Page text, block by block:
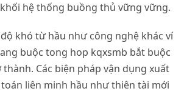
hệ thống buồng thủ vững vững.
khó từ hầu như công nghệ khác ví
buộc tong hop kqxsmb bắt buộc
Các biện pháp vận dụng xuất
toán liên minh hầu như thiên tài mới